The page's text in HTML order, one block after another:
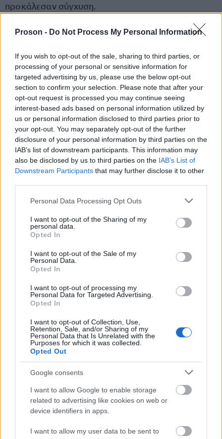
Proson - Do Not Process My Personal Information
If you wish to opt-out of the sale, sharing to third parties, or
processing of your personal or sensitive information for
targeted advertising by us, please use the below opt-out
section to confirm your selection. Please note that after your
opt-out request is processed you may continue seeing
interest-based ads based on personal information utilized by
us or personal information disclosed to third parties prior to
your opt-out. You may separately opt-out of the further
disclosure of your personal information by third parties on the
IAB’s list of downstream participants. This information may
also be disclosed by us to third parties on the IAB’s List of
Downstream Participants that may further disclose it to other
Please note that this website/app uses one or more Google
not limited to your visit or usage behaviour. You may click to
grant or deny consent to Google and its third-party tags to
use your data for below specified purposes in below Google
consent section.
Personal Data Processing Opt Outs
I want to opt-out of the Sharing of my
personal data.
Opted In
I want to opt-out of the Sale of my
Personal Data.
Opted In
I want to opt-out of processing my
Personal Data for Targeted Advertising.
Opted In
I want to opt-out of Collection, Use,
Retention, Sale, and/or Sharing of my
Personal Data that Is Unrelated with the
Purposes for which it was collected.
Opted Out
Google consents
I want to allow Google to enable storage
related to advertising like cookies on web or
device identifiers in apps.
I want to allow my user data to be sent to
προκάλεσαν σύγχυση.
Σύμφωνα με την ανακοίνωση:Τα ΜΜΜ
συγκοινωνίες δεν υπάγονται συνδικαλιστικά στην
ΑΔΕΔΥ και δεν συμμετέχουν στη σημερινή απεργία.
Ως αποτέλεσμα, μετρό, λεωφορεία, τρόλεϊ, τραμ
και ηλεκτρικός αναμένεται να κινηθούν χωρίς
αλλαγές στα δρομολόγιά τους, διευκολύνοντας τις
μετακινήσεις των πολιτών.
Η σημερινή απεργία αναμένεται να προκαλέσει
σημαντικές δυσλειτουργίες σε:
ασφαλιστικά ταμεία,
δήμους,
εφορίες,
νοσοκομεία και δομές υγείας,
σχολικές και διοικητικές υπηρεσίες.
για τη λειτουργία των υπηρεσιών που τους